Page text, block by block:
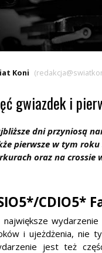
Koni
gwiazdek i
dni przyniosą
pierwsze w tym
oraz na crossie
CDIO5*
największe
i ujeżdżenia, nie
jest też